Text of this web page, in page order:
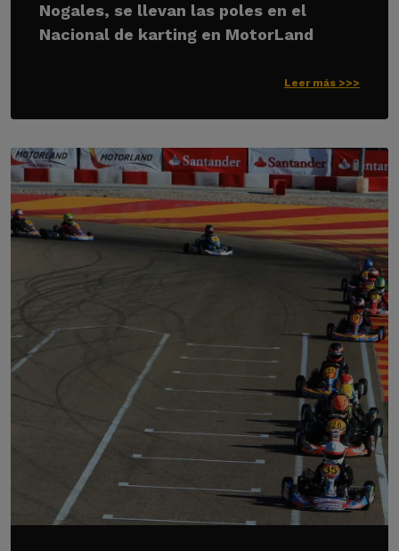
Nogales, se llevan las poles en el
Nacional de karting en MotorLand
Leer más >>>